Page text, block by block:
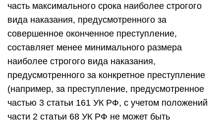
часть максимального срока наиболее строгого
вида наказания, предусмотренного за
совершенное оконченное преступление,
составляет менее минимального размера
наиболее строгого вида наказания,
предусмотренного за конкретное преступление
(например, за преступление, предусмотренное
частью 3 статьи 161 УК РФ, с учетом положений
части 2 статьи 68 УК РФ не может быть